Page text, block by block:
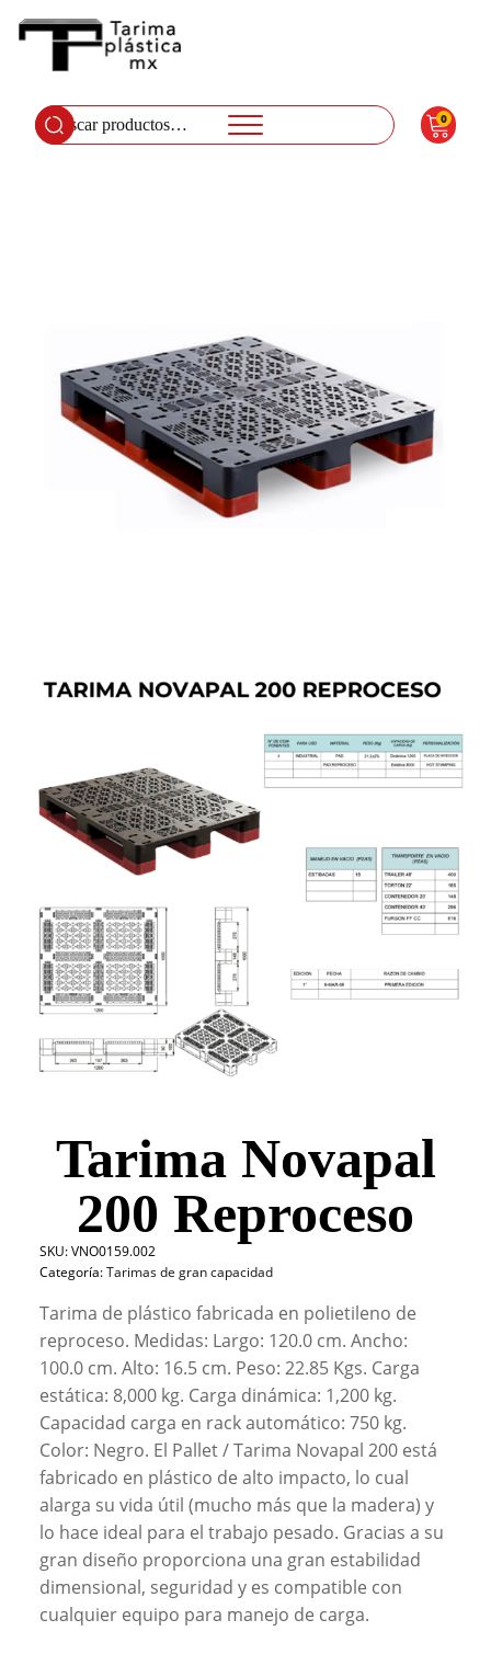
Buscar
por:
0
Tarima Novapal
200 Reproceso
SKU:VNO0159.002
Categoría:Tarimas de gran capacidad
Tarima de plástico fabricada en polietileno de
reproceso. Medidas: Largo: 120.0 cm. Ancho:
100.0 cm. Alto: 16.5 cm. Peso: 22.85 Kgs. Carga
estática: 8,000 kg. Carga dinámica: 1,200 kg.
Capacidad carga en rack automático: 750 kg.
Color: Negro. El Pallet / Tarima Novapal 200 está
fabricado en plástico de alto impacto, lo cual
alarga su vida útil (mucho más que la madera) y
lo hace ideal para el trabajo pesado. Gracias a su
gran diseño proporciona una gran estabilidad
dimensional, seguridad y es compatible con
cualquier equipo para manejo de carga.